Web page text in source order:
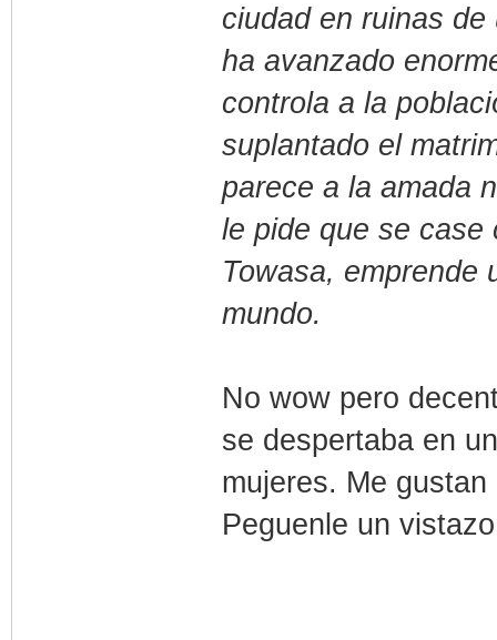
ciudad en ruinas
ha avanzado
controla a la
suplantado el
parece a la amada
le pide que se case
Towasa, emprende
mundo.
No wow pero
se despertaba en
mujeres. Me
Peguenle un